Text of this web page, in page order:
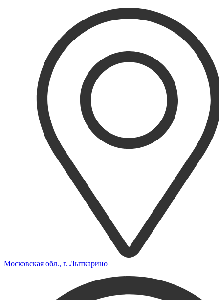
Московская обл., г. Лыткарино